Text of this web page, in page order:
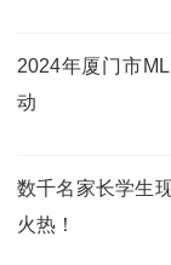
2024年厦门市
动
数千名家长学生
火热！